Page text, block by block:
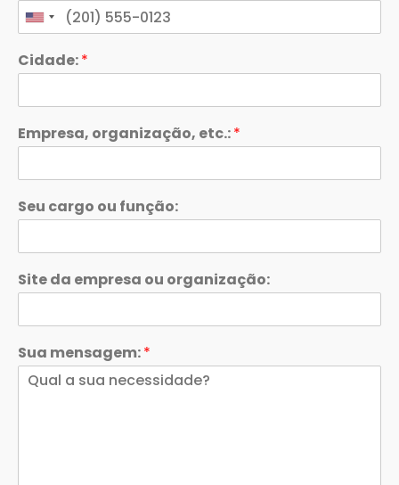
Cidade:*
Empresa, organização, etc.:*
Seu cargo ou função:
Site da empresa ou organização:
Sua mensagem:*